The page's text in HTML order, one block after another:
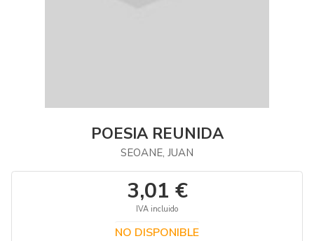
POESIA REUNIDA
SEOANE, JUAN
3,01 €
IVA incluido
NO DISPONIBLE